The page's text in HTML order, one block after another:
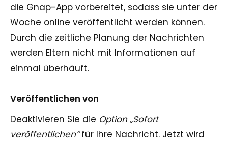
die Gnap-App vorbereitet, sodass sie unter der
Woche online veröffentlicht werden können.
Durch die zeitliche Planung der Nachrichten
werden Eltern nicht mit Informationen auf
einmal überhäuft.
Veröffentlichen von
Deaktivieren Sie die Option „Sofort
veröffentlichen“für Ihre Nachricht. Jetzt wird